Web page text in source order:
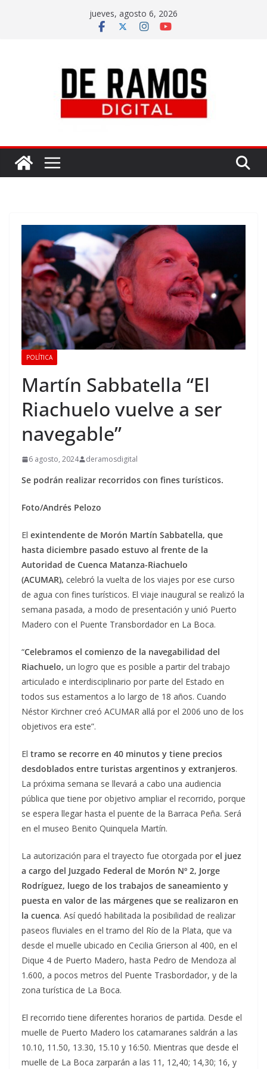
jueves, agosto 6, 2026
POLÍTICA
Martín Sabbatella “El
Riachuelo vuelve a ser
navegable”
6 agosto, 2024 deramosdigital
Se podrán realizar recorridos con fines turísticos.
Foto/Andrés Pelozo
El exintendente de Morón Martín Sabbatella, que
hasta diciembre pasado estuvo al frente de la
Autoridad de Cuenca Matanza-Riachuelo
(ACUMAR), celebró la vuelta de los viajes por ese curso
de agua con fines turísticos. El viaje inaugural se realizó la
semana pasada, a modo de presentación y unió Puerto
Madero con el Puente Transbordador en La Boca.
“Celebramos el comienzo de la navegabilidad del
Riachuelo, un logro que es posible a partir del trabajo
articulado e interdisciplinario por parte del Estado en
todos sus estamentos a lo largo de 18 años. Cuando
Néstor Kirchner creó ACUMAR allá por el 2006 uno de los
objetivos era este”.
El tramo se recorre en 40 minutos y tiene precios
desdoblados entre turistas argentinos y extranjeros.
La próxima semana se llevará a cabo una audiencia
pública que tiene por objetivo ampliar el recorrido, porque
se espera llegar hasta el puente de la Barraca Peña. Será
en el museo Benito Quinquela Martín.
La autorización para el trayecto fue otorgada por el juez
a cargo del Juzgado Federal de Morón Nº 2, Jorge
Rodríguez, luego de los trabajos de saneamiento y
puesta en valor de las márgenes que se realizaron en
la cuenca. Así quedó habilitada la posibilidad de realizar
paseos fluviales en el tramo del Río de la Plata, que va
desde el muelle ubicado en Cecilia Grierson al 400, en el
Dique 4 de Puerto Madero, hasta Pedro de Mendoza al
1.600, a pocos metros del Puente Trasbordador, y de la
zona turística de La Boca.
El recorrido tiene diferentes horarios de partida. Desde el
muelle de Puerto Madero los catamaranes saldrán a las
10.10, 11.50, 13.30, 15.10 y 16:50. Mientras que desde el
muelle de La Boca zarparán a las 11, 12,40; 14,30; 16, y